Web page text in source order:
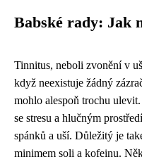
Babské rady: Jak
Tinnitus, neboli zvonění v
když neexistuje žádný
mohlo alespoň trochu
se stresu a hlučným
spánků a uší. Důležitý je
minimem soli a kofeinu.